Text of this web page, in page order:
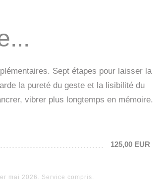
Sept étapes pour laisser la
la pureté du geste et la lisibilité du
vibrer plus longtemps en mémoire.
125,00 EUR
mai 2026. Service compris.